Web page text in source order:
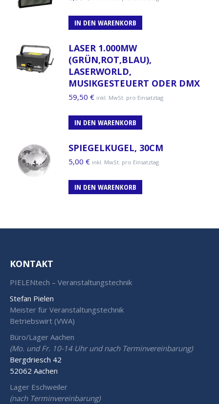
IN DEN WARENKORB
LASER 1.000MW
(GRÜN,ROT,BLAU),
LASERWORLD,
MUSIKGESTEUERT ODER DMX
59,50 € inkl. MwSt. pro Einsatztag
IN DEN WARENKORB
SPIEGELKUGEL, 30CM
5,00 € inkl. MwSt. pro Einsatztag
IN DEN WARENKORB
KONTAKT
PIELENtech – Veranstaltungstechnik
Stefan Pielen
Meister für Veranstaltungstechnik
Betriebswirt (VWA)
Büro/Lager Aachen
(Mo. und Fr. 10-14 Uhr und nach Terminvereinbarung)
Bergdriesch 42
52062 Aachen
Lager Eschweiler
(nach Terminvereinbarung)